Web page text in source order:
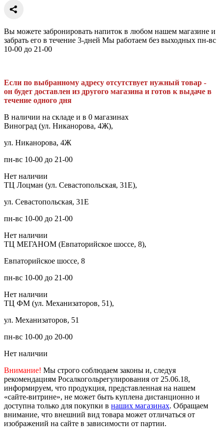
Вы можете забронировать напиток в любом нашем магазине и
забрать его в течение 3-дней Мы работаем без выходных пн-вс
10-00 до 21-00
Если по выбранному адресу отсутствует нужный товар -
он будет доставлен из другого магазина и готов к выдаче в
течение одного дня
В наличии на складе и в 0 магазинах
Виноград (ул. Никанорова, 4Ж),
ул. Никанорова, 4Ж
пн-вс 10-00 до 21-00
Нет наличии
ТЦ Лоцман (ул. Севастопольская, 31Е),
ул. Севастопольская, 31Е
пн-вс 10-00 до 21-00
Нет наличии
ТЦ МЕГАНОМ (Евпаторийское шоссе, 8),
Евпаторийское шоссе, 8
пн-вс 10-00 до 21-00
Нет наличии
ТЦ ФМ (ул. Механизаторов, 51),
ул. Механизаторов, 51
пн-вс 10-00 до 20-00
Нет наличии
Внимание! Мы строго соблюдаем законы и, следуя
рекомендациям Росалкогольрегулирования от 25.06.18,
информируем, что продукция, представленная на нашем
«сайте-витрине», не может быть куплена дистанционно и
доступна только для покупки в наших магазинах. Обращаем
внимание, что внешний вид товара может отличаться от
изображений на сайте в зависимости от партии.